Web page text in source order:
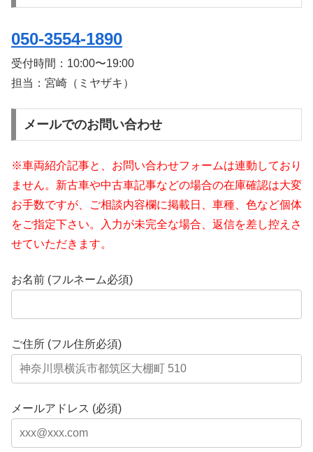
050-3554-1890
受付時間： 10:00〜19:00
担当：宮崎（ミヤザキ）
メールでのお問い合わせ
※車両紹介記事と、お問い合わせフォームは連動しており
ません。新古車や中古車記事などの場合の在庫確認は大変
お手数ですが、ご相談内容欄に掲載日、車種、色など個体
をご指定下さい。入力が未完全な場合、返信を差し控えさ
せていただきます。
お名前 (フルネーム必須)
ご住所 (フル住所必須)
メールアドレス (必須)